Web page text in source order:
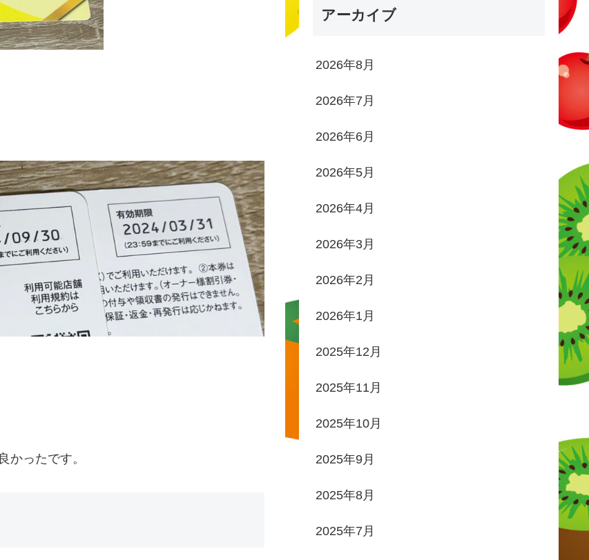
かったです。
アーカイブ
2026年8月
2026年7月
2026年6月
2026年5月
2026年4月
2026年3月
2026年2月
2026年1月
2025年12月
2025年11月
2025年10月
2025年9月
2025年8月
2025年7月